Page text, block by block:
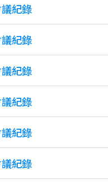
紀錄
紀錄
紀錄
紀錄
紀錄
紀錄